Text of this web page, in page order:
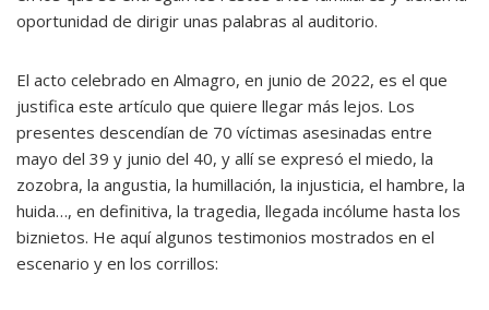
oportunidad de dirigir unas palabras al auditorio.
El acto celebrado en Almagro, en junio de 2022, es el que
justifica este artículo que quiere llegar más lejos. Los
presentes descendían de 70 víctimas asesinadas entre
mayo del 39 y junio del 40, y allí se expresó el miedo, la
zozobra, la angustia, la humillación, la injusticia, el hambre, la
huida…, en definitiva, la tragedia, llegada incólume hasta los
biznietos. He aquí algunos testimonios mostrados en el
escenario y en los corrillos: